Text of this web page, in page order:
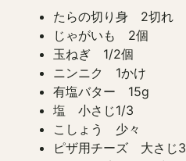
たらの切り身 2切れ
じゃがいも 2個
玉ねぎ 1/2個
ニンニク 1かけ
有塩バター 15g
塩 小さじ1/3
こしょう 少々
ピザ用チーズ 大さじ3